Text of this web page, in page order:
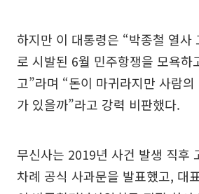
하지만 이 대통령은 “박종철 열사
로 시발된 6월 민주항쟁을 모욕하
고”라며 “돈이 마귀라지만 사람
가 있을까”라고 강력 비판했다.
무신사는 2019년 사건 발생 직후
차례 공식 사과문을 발표했고, 대